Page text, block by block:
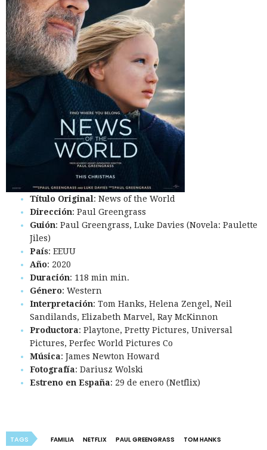
Título Original: News of the World
Dirección: Paul Greengrass
Guión: Paul Greengrass, Luke Davies (Novela: Paulette
Jiles)
País: EEUU
Año: 2020
Duración: 118 min min.
Género: Western
Interpretación: Tom Hanks, Helena Zengel, Neil
Sandilands, Elizabeth Marvel, Ray McKinnon
Productora: Playtone, Pretty Pictures, Universal
Pictures, Perfec World Pictures Co
Música: James Newton Howard
Fotografía: Dariusz Wolski
Estreno en España: 29 de enero (Netflix)
TAGS FAMILIA NETFLIX PAUL GREENGRASS
TOM HANKS